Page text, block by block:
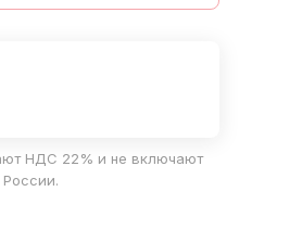
НДС 22% и не включают